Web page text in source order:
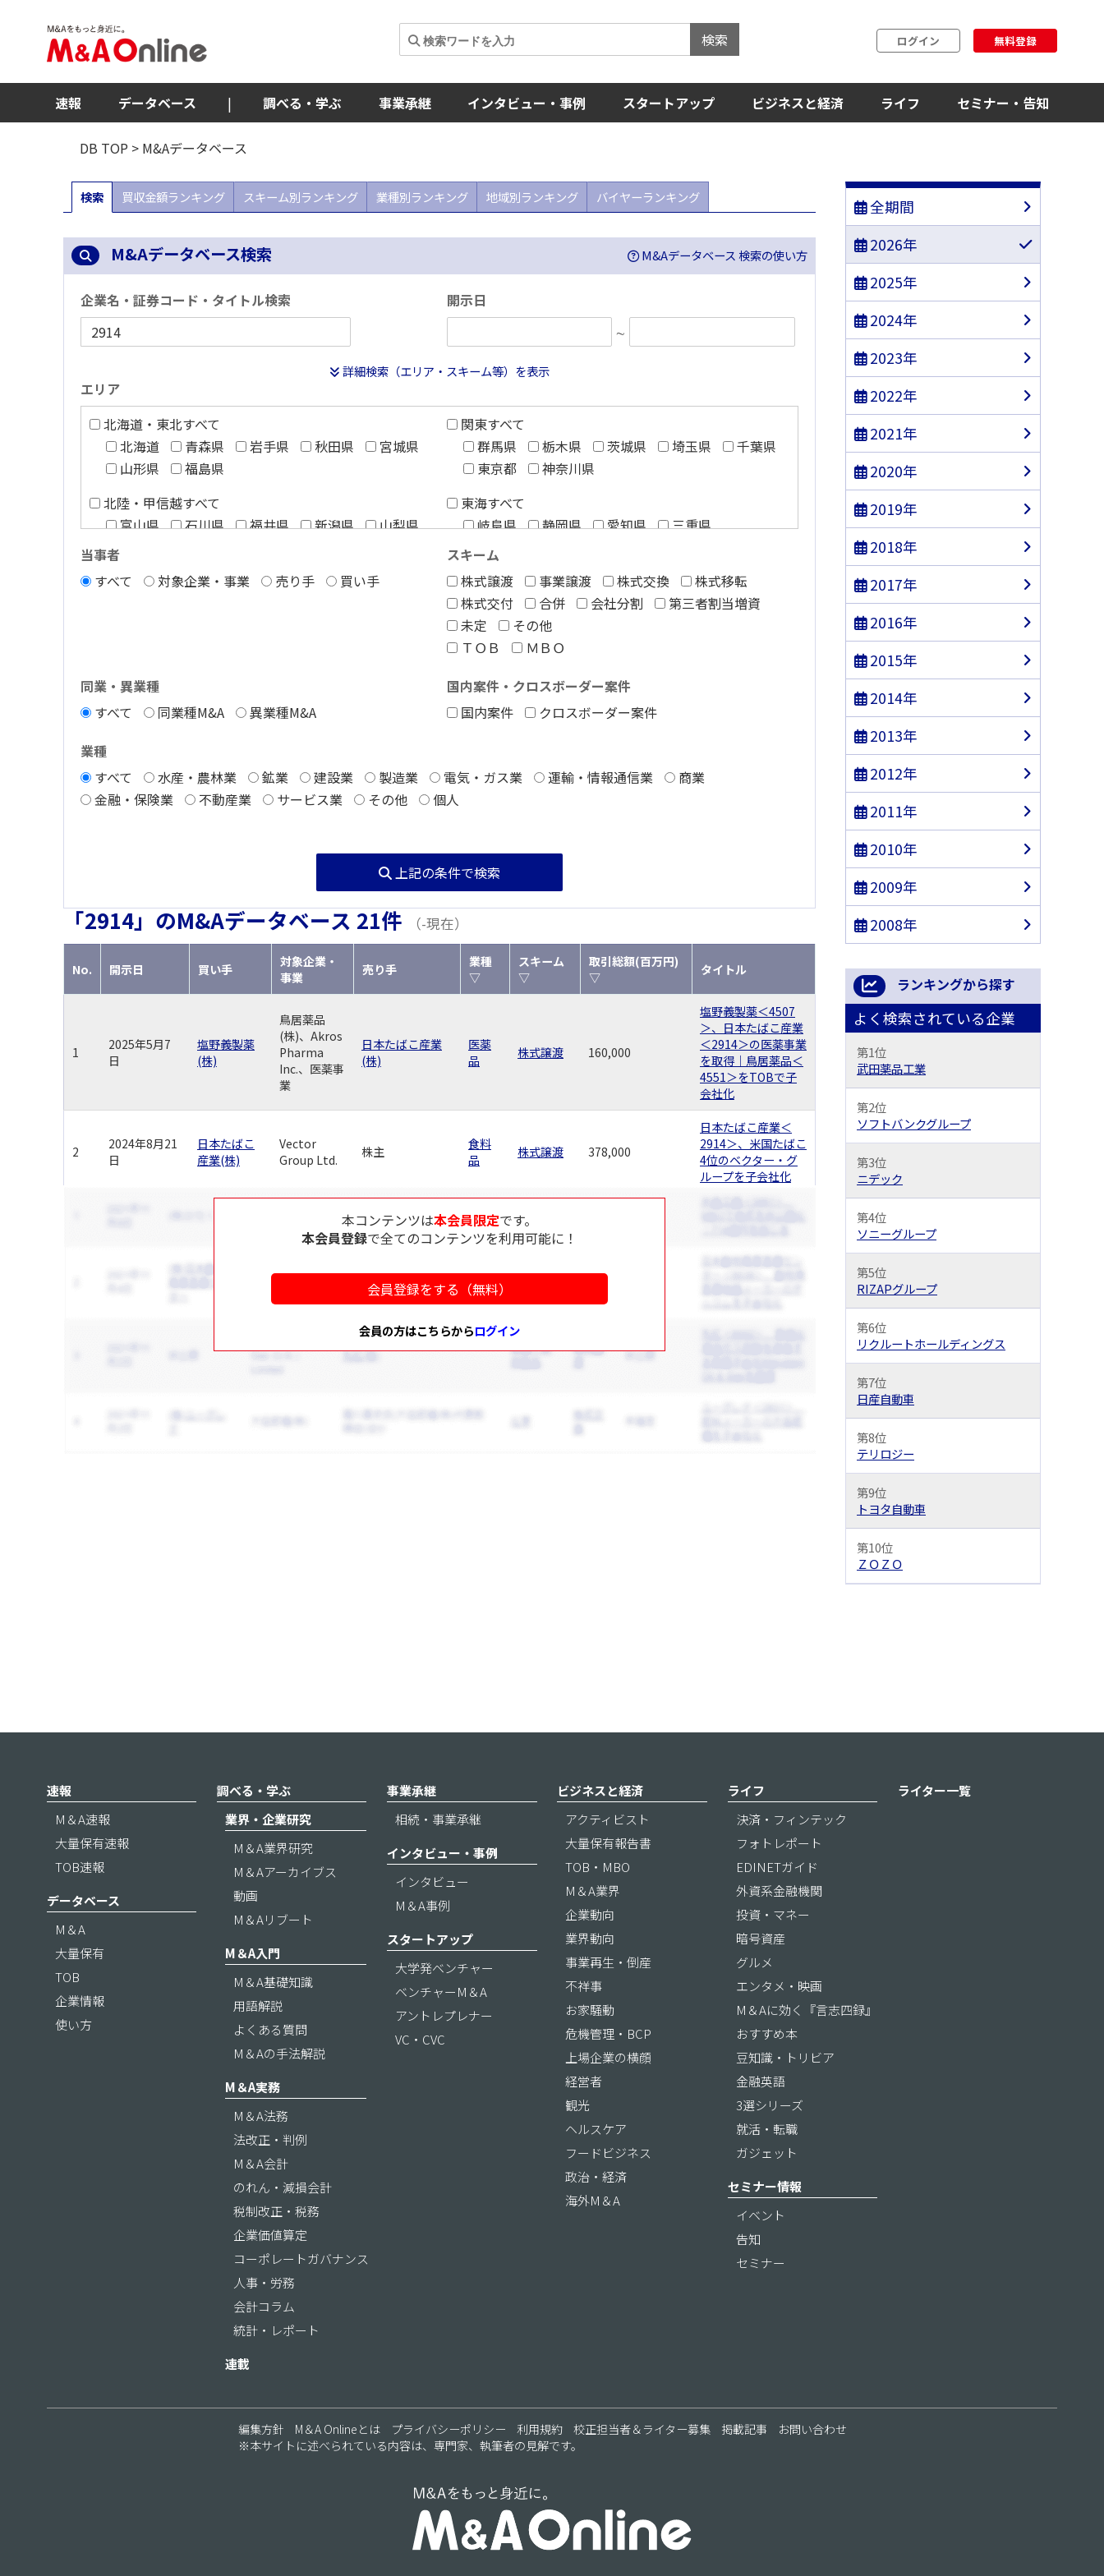
検索 ログイン 無料登録
速報 データベース | 調べる・学ぶ 事業承継 インタビュー・事例 スタートアップ ビジネスと経済 ライフ セミナー・告知
DB TOP > M&Aデータベース
検索 買収金額ランキング スキーム別ランキング 業種別ランキング 地域別ランキング バイヤーランキング
NEW
M&Aデータベース検索 M&Aデータベース 検索の使い方
企業名・証券コード・タイトル検索
開示日
∼
詳細検索（エリア・スキーム等）を表示
エリア
北海道・東北すべて
北海道
青森県 岩手県 秋田県
宮城県
山形県
福島県
関東すべて
群馬県
栃木県 茨城県 埼玉県
千葉県
東京都
神奈川県
北陸・甲信越すべて
富山県
石川県 福井県 新潟県
山梨県
長野県
東海すべて
岐阜県
静岡県 愛知県 三重県
関西すべて
中国すべて
鳥取県
島根県 岡山県 広島県 山口県
徳島県
福岡県
佐賀県 長崎県
宮崎県
鹿児島県
沖縄県
当事者
すべて
対象企業・事業 売り手 買い手
スキーム
株式譲渡
事業譲渡 株式交換
株式移転
株式交付
合併 会社分割
第三者割当増資
未定
その他
ＴＯＢ
ＭＢＯ
同業・異業種
すべて
同業種M&A 異業種M&A
国内案件・クロスボーダー案件
国内案件
クロスボーダー案件
業種
すべて
水産・農林業 鉱業 建設業 製造業 電気・ガス業 運輸・情報通信業
商業
金融・保険業
不動産業 サービス業 その他 個人
上記の条件で検索
「2914」のM&Aデータベース 21件 （-現在）
No. 開示日 買い手
対象企業・
事業
売り手
業種
▽
スキーム
▽
取引総額(百万円)
▽
タイトル
1
2025年5月7
日
塩野義製薬
(株)
鳥居薬品
(株)、Akros
Pharma
Inc.、医薬事
業
日本たばこ産業
(株)
医薬
品
株式譲渡 160,000
塩野義製薬＜4507
＞、日本たばこ産業
＜2914＞の医薬事業
を取得｜鳥居薬品＜
4551＞をTOBで子
会社化
2
2024年8月21
日
日本たばこ
産業(株)
Vector
Group Ltd.
株主
食料
品
株式譲渡 378,000
日本たばこ産業＜
2914＞、米国たばこ
4位のベクター・グ
ループを子会社化
本コンテンツは本会員限定です。
本会員登録で全てのコンテンツを利用可能に！
会員登録をする（無料）
会員の方はこちらからログイン
全期間
2026年
2025年
2024年
2023年
2022年
2021年
2020年
2019年
2018年
2017年
2016年
2015年
2014年
2013年
2012年
2011年
2010年
2009年
2008年
ランキングから探す
よく検索されている企業
第1位
武田薬品工業
第2位
ソフトバンクグループ
第3位
ニデック
第4位
ソニーグループ
第5位
RIZAPグループ
第6位
リクルートホールディングス
第7位
日産自動車
第8位
テリロジー
第9位
トヨタ自動車
第10位
ＺＯＺＯ
速報
M＆A速報
大量保有速報
TOB速報
データベース
M＆A
大量保有
TOB
企業情報
使い方
調べる・学ぶ
業界・企業研究
M＆A業界研究
M＆Aアーカイブス
動画
M＆Aリブート
M＆A入門
M＆A基礎知識
用語解説
よくある質問
M＆Aの手法解説
M＆A実務
M＆A法務
法改正・判例
M＆A会計
のれん・減損会計
税制改正・税務
企業価値算定
コーポレートガバナンス
人事・労務
会計コラム
統計・レポート
連載
事業承継
相続・事業承継
インタビュー・事例
インタビュー
M＆A事例
スタートアップ
大学発ベンチャー
ベンチャーM＆A
アントレプレナー
VC・CVC
ビジネスと経済
アクティビスト
大量保有報告書
TOB・MBO
M＆A業界
企業動向
業界動向
事業再生・倒産
不祥事
お家騒動
危機管理・BCP
上場企業の横顔
経営者
観光
ヘルスケア
フードビジネス
政治・経済
海外M＆A
ライフ
決済・フィンテック
フォトレポート
EDINETガイド
外資系金融機関
投資・マネー
暗号資産
グルメ
エンタメ・映画
M＆Aに効く『言志四録』
おすすめ本
豆知識・トリビア
金融英語
3選シリーズ
就活・転職
ガジェット
セミナー情報
イベント
告知
セミナー
ライター一覧
編集方針 M＆A Onlineとは プライバシーポリシー 利用規約 校正担当者＆ライター募集 掲載記事
お問い合わせ
※本サイトに述べられている内容は、専門家、執筆者の見解です。